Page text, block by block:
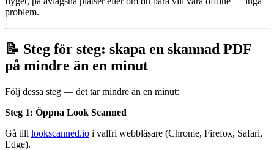
problem.
📝 Steg för steg: skapa en skannad PDF
på mindre än en minut
Följ dessa steg — det tar mindre än en minut:
Steg 1: Öppna Look Scanned
Gå till lookscanned.io i valfri webbläsare (Chrome, Firefox, Safari,
Edge).